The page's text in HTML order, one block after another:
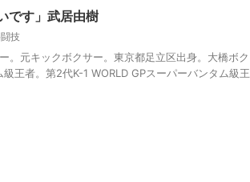
です」武居由樹
技
。元キックボクサー。東京都足立区出身。大橋ボク
王者。第2代K-1 WORLD GPスーパーバンタム級王